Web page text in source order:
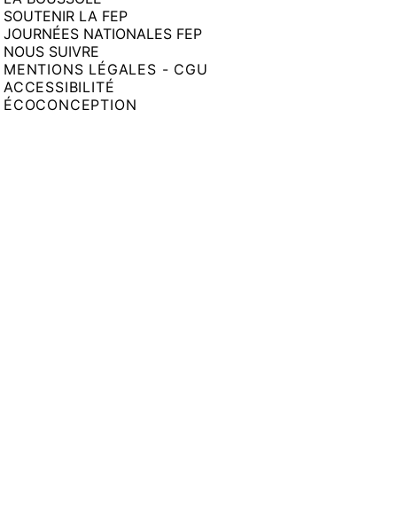
SOUTENIR LA FEP
JOURNÉES NATIONALES FEP
NOUS SUIVRE
MENTIONS LÉGALES - CGU
ACCESSIBILITÉ
ÉCOCONCEPTION